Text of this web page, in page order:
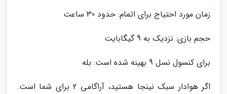
زمان مورد احتیاج برای اتمام: حدود 30 ساعت
حجم بازی: نزدیک به 9 گیگابایت
برای کنسول نسل 9 بهینه شده است: بله
اگر هوادار سبک نینجا هستید، آراگامی 2 برای شما است.